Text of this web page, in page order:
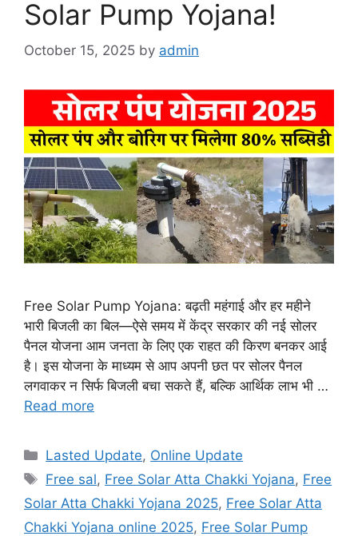
Solar Pump Yojana!
October 15, 2025 by admin
Free Solar Pump Yojana: बढ़ती महंगाई और हर महीने
भारी बिजली का बिल—ऐसे समय में केंद्र सरकार की नई सोलर
पैनल योजना आम जनता के लिए एक राहत की किरण बनकर आई
है। इस योजना के माध्यम से आप अपनी छत पर सोलर पैनल
लगवाकर न सिर्फ बिजली बचा सकते हैं, बल्कि आर्थिक लाभ भी …
Read more
Categories
Lasted Update, Online Update
Tags
Free sal, Free Solar Atta Chakki Yojana, Free
Solar Atta Chakki Yojana 2025, Free Solar Atta
Chakki Yojana online 2025, Free Solar Pump